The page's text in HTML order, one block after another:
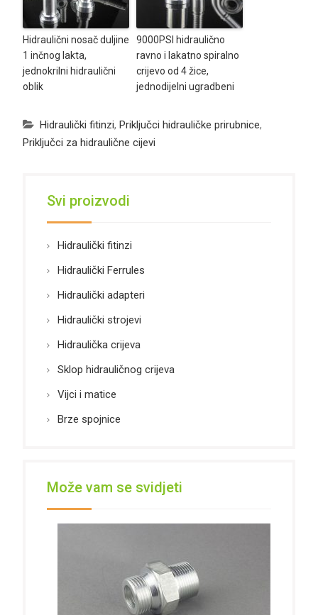
Hidraulični nosač duljine
1 inčnog lakta,
jednokrilni hidraulični
oblik
9000PSI hidraulično
ravno i lakatno spiralno
crijevo od 4 žice,
jednodijelni ugradbeni
Hidraulički fitinzi, Priključci hidrauličke prirubnice,
Priključci za hidraulične cijevi
Svi proizvodi
Hidraulički fitinzi
Hidraulički Ferrules
Hidraulički adapteri
Hidraulički strojevi
Hidraulička crijeva
Sklop hidrauličnog crijeva
Vijci i matice
Brze spojnice
Može vam se svidjeti